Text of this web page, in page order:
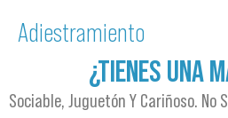
Adiestramiento
¿TIENES UNA
Sociable, Juguetón Y Cariñoso. No